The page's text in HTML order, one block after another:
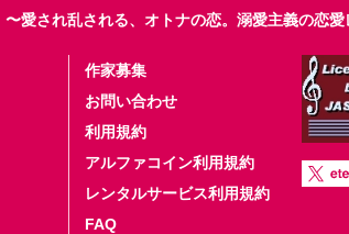
〜愛され乱される、オトナの恋。溺愛主義の恋愛
作家募集
お問い合わせ
利用規約
アルファコイン利用規約
レンタルサービス利用規約
FAQ